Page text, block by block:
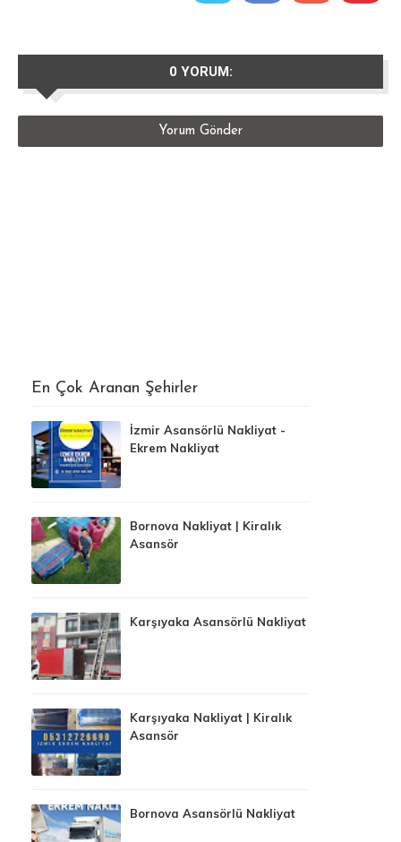
0 YORUM:
Yorum Gönder
En Çok Aranan Şehirler
İzmir Asansörlü Nakliyat -
Ekrem Nakliyat
Bornova Nakliyat | Kiralık
Asansör
Karşıyaka Asansörlü Nakliyat
Karşıyaka Nakliyat | Kiralık
Asansör
Bornova Asansörlü Nakliyat